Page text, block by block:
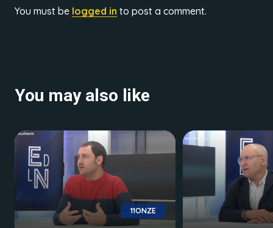
You must be logged in to post a comment.
You may also like
11ONZE